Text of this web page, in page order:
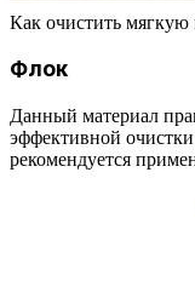
Как очистить мягкую
Флок
Данный материал
эффективной
рекомендуется